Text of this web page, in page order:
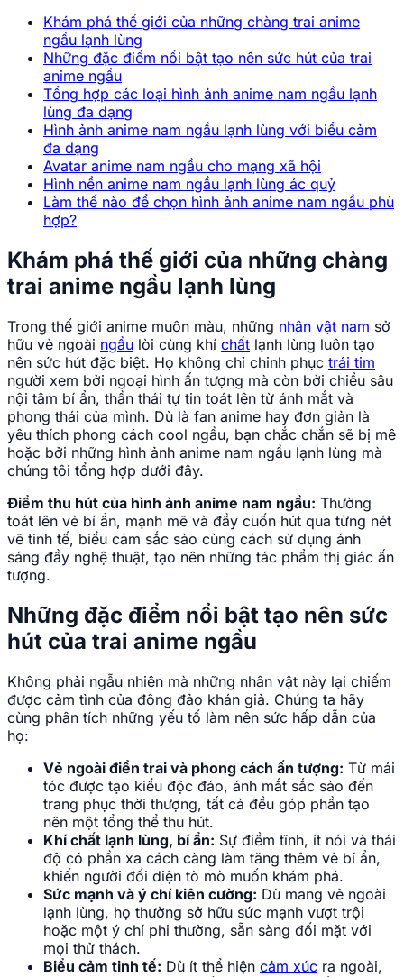
Khám phá thế giới của những chàng trai anime
ngầu lạnh lùng
Những đặc điểm nổi bật tạo nên sức hút của trai
anime ngầu
Tổng hợp các loại hình ảnh anime nam ngầu lạnh
lùng đa dạng
Hình ảnh anime nam ngầu lạnh lùng với biểu cảm
đa dạng
Avatar anime nam ngầu cho mạng xã hội
Hình nền anime nam ngầu lạnh lùng ác quỷ
Làm thế nào để chọn hình ảnh anime nam ngầu phù
hợp?
Khám phá thế giới của những chàng
trai anime ngầu lạnh lùng
Trong thế giới anime muôn màu, những nhân vật nam sở
hữu vẻ ngoài ngầu lòi cùng khí chất lạnh lùng luôn tạo
nên sức hút đặc biệt. Họ không chỉ chinh phục trái tim
người xem bởi ngoại hình ấn tượng mà còn bởi chiều sâu
nội tâm bí ẩn, thần thái tự tin toát lên từ ánh mắt và
phong thái của mình. Dù là fan anime hay đơn giản là
yêu thích phong cách cool ngầu, bạn chắc chắn sẽ bị mê
hoặc bởi những hình ảnh anime nam ngầu lạnh lùng mà
chúng tôi tổng hợp dưới đây.
Điểm thu hút của hình ảnh anime nam ngầu: Thường
toát lên vẻ bí ẩn, mạnh mẽ và đầy cuốn hút qua từng nét
vẽ tinh tế, biểu cảm sắc sảo cùng cách sử dụng ánh
sáng đầy nghệ thuật, tạo nên những tác phẩm thị giác ấn
tượng.
Những đặc điểm nổi bật tạo nên sức
hút của trai anime ngầu
Không phải ngẫu nhiên mà những nhân vật này lại chiếm
được cảm tình của đông đảo khán giả. Chúng ta hãy
cùng phân tích những yếu tố làm nên sức hấp dẫn của
họ:
Vẻ ngoài điển trai và phong cách ấn tượng: Từ mái
tóc được tạo kiểu độc đáo, ánh mắt sắc sảo đến
trang phục thời thượng, tất cả đều góp phần tạo
nên một tổng thể thu hút.
Khí chất lạnh lùng, bí ẩn: Sự điềm tĩnh, ít nói và thái
độ có phần xa cách càng làm tăng thêm vẻ bí ẩn,
khiến người đối diện tò mò muốn khám phá.
Sức mạnh và ý chí kiên cường: Dù mang vẻ ngoài
lạnh lùng, họ thường sở hữu sức mạnh vượt trội
hoặc một ý chí phi thường, sẵn sàng đối mặt với
mọi thử thách.
Biểu cảm tinh tế: Dù ít thể hiện cảm xúc ra ngoài,